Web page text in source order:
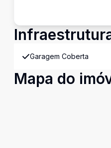
Garagem Coberta
Mapa do